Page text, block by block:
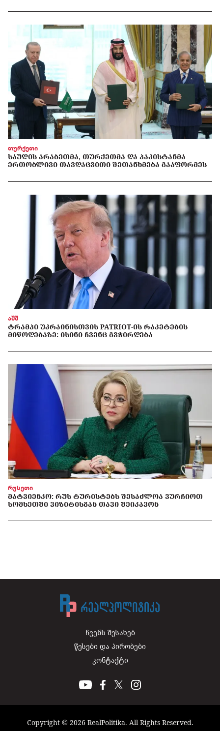
თურქეთი
ᲡᲐᲣᲓᲘᲡ ᲐᲠᲐᲑᲔᲗᲛᲐ, ᲗᲣᲠᲥᲔᲗᲛᲐ ᲓᲐ ᲞᲐᲙᲘᲡᲢᲐᲜᲛᲐ
ᲔᲠᲗᲝᲑᲚᲘᲕᲘ ᲗᲐᲕᲓᲐᲪᲕᲘᲗᲘ ᲨᲔᲗᲐᲜᲮᲛᲔᲑᲐ ᲒᲐᲐᲤᲝᲠᲛᲔᲡ
აშშ
ᲢᲠᲐᲛᲞᲘ ᲣᲙᲠᲐᲘᲜᲘᲡᲗᲕᲘᲡ PATRIOT-ᲘᲡ ᲠᲐᲙᲔᲢᲔᲑᲘᲡ
ᲛᲘᲬᲝᲓᲔᲑᲐᲖᲔ: ᲘᲡᲘᲜᲘ ᲩᲕᲔᲜᲪ ᲒᲕᲭᲘᲠᲓᲔᲑᲐ
რუსეთი
ᲛᲐᲢᲕᲘᲔᲜᲙᲝ: ᲠᲣᲡ ᲢᲣᲠᲘᲡᲢᲔᲑᲡ ᲨᲔᲡᲐᲫᲚᲝᲐ ᲕᲣᲠᲩᲘᲝᲗ
ᲡᲝᲛᲮᲔᲗᲨᲘ ᲕᲘᲖᲘᲢᲘᲡᲒᲐᲜ ᲗᲐᲕᲘ ᲨᲔᲘᲙᲐᲕᲝᲜ
ჩვენს შესახებ
წესები და პირობები
კონტაქტი
Copyright © 2026 RealPolitika. All Rights Reserved.